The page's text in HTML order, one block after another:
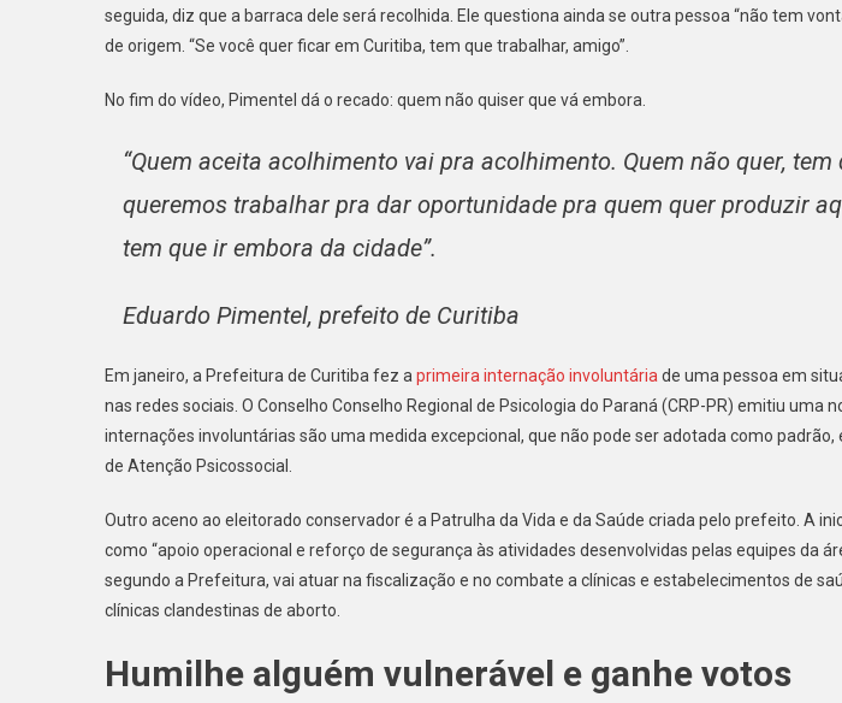
seguida, diz que a barraca dele será recolhida. Ele questiona ainda se outra pessoa “não tem
de origem. “Se você quer ficar em Curitiba, tem que trabalhar, amigo”.
No fim do vídeo, Pimentel dá o recado: quem não quiser que vá embora.
“Quem aceita acolhimento vai pra acolhimento. Quem não quer, tem
queremos trabalhar pra dar oportunidade pra quem quer produzir
tem que ir embora da cidade”.
Eduardo Pimentel, prefeito de Curitiba
Em janeiro, a Prefeitura de Curitiba fez a primeira internação involuntária de uma pessoa em
nas redes sociais. O Conselho Conselho Regional de Psicologia do Paraná (CRP-PR) emitiu uma
internações involuntárias são uma medida excepcional, que não pode ser adotada como padrão,
de Atenção Psicossocial.
Outro aceno ao eleitorado conservador é a Patrulha da Vida e da Saúde criada pelo prefeito. A
como “apoio operacional e reforço de segurança às atividades desenvolvidas pelas equipes da
segundo a Prefeitura, vai atuar na fiscalização e no combate a clínicas e estabelecimentos de
clínicas clandestinas de aborto.
Humilhe alguém vulnerável e ganhe votos